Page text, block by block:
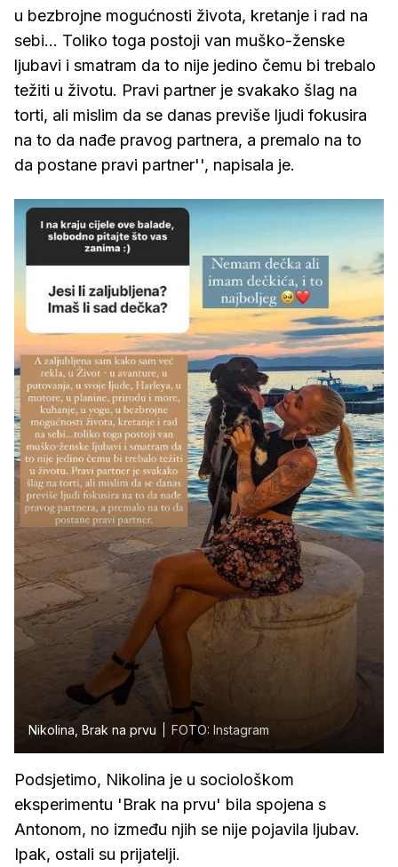
u bezbrojne mogućnosti života, kretanje i rad na
sebi... Toliko toga postoji van muško-ženske
ljubavi i smatram da to nije jedino čemu bi trebalo
težiti u životu. Pravi partner je svakako šlag na
torti, ali mislim da se danas previše ljudi fokusira
na to da nađe pravog partnera, a premalo na to
da postane pravi partner'', napisala je.
Nikolina, Brak na prvu FOTO: Instagram
Podsjetimo, Nikolina je u sociološkom
eksperimentu 'Brak na prvu' bila spojena s
Antonom, no između njih se nije pojavila ljubav.
Ipak, ostali su prijatelji.